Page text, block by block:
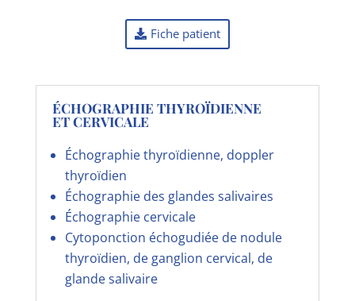
Fiche patient
ÉCHOGRAPHIE THYROÏDIENNE
ET CERVICALE
Échographie thyroïdienne, doppler
thyroïdien
Échographie des glandes salivaires
Échographie cervicale
Cytoponction échogudiée de nodule
thyroïdien, de ganglion cervical, de
glande salivaire